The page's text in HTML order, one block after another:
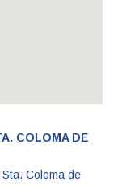
COLOMA DE
Coloma de